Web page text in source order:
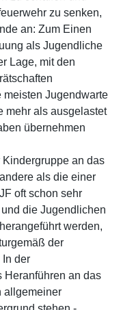
zu senken,
an: Zum Einen
als Jugendliche
Lage, mit den
meisten Jugendwarte
mehr als ausgelastet
übernehmen
an das
als die einer
oft schon sehr
die Jugendlichen
werden,
der
In der
Heranführen an das
allgemeiner